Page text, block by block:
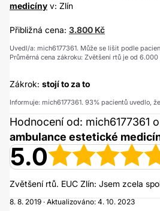
medicíny v: Zlín
Přibližná cena: 3.800 Kč
Uvedl/a: mich6177361. Může se lišit podle
Průměrná cena zákroku: Zvětšení rtů je od 6.000
Zákrok: stojí to za to
Informuje: mich6177361. 93% pacientů uvedlo,
Hodnocení od: mich6177361
ambulance estetické
5.0
Zvětšení rtů. EUC Zlín: Jsem zcela
8. 8. 2019 · Aktualizováno: 4. 10. 2023